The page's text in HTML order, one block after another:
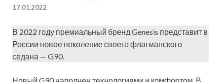
17.01.2022
В 2022 году премиальный бренд Genesis представит в
России новое поколение своего флагманского
седана — G90.